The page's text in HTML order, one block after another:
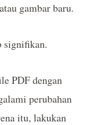
gambar baru.
signifikan.
PDF dengan
perubahan
itu, lakukan